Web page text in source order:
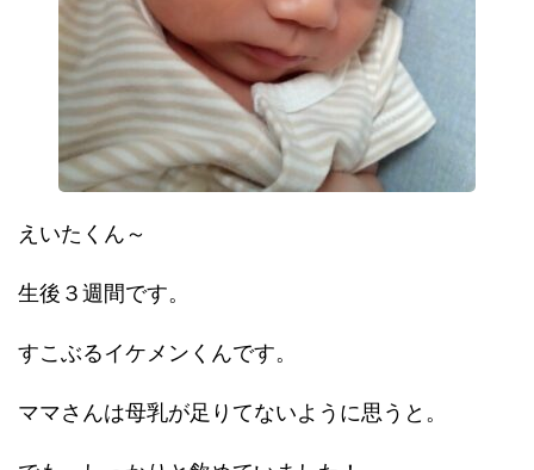
えいたくん～
生後３週間です。
すこぶるイケメンくんです。
ママさんは母乳が足りてないように思うと。